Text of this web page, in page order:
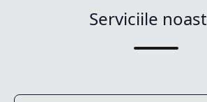
Serviciile